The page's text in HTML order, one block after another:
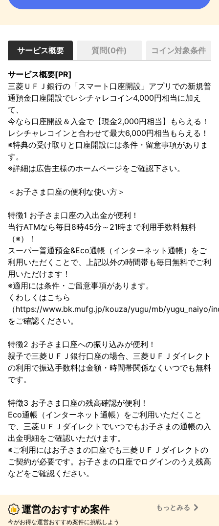
サービス概要 質問(0件) コイン対象条件
サービス概要[PR]
三菱ＵＦＪ銀行の「スマート口座開設」アプリでの新規普
通預金口座開設でレシチャレコイン4,000円相当に加え
て、
今なら口座開設＆入金で【現金2,000円相当】もらえる！
レシチャレコインと合わせて最大6,000円相当もらえる！
※特典の受け取りと口座開設には条件・留意事項がありま
す。
※詳細は広告主様のホームページをご確認下さい。
＜お子さま口座の便利な使い方＞
特徴1 お子さま口座の入出金が便利！
当行ATMなら毎日8時45分～21時まで利用手数料無料
（※）！
スーパー普通預金&Eco通帳（インターネット通帳）をご
利用いただくことで、上記以外の時間帯も毎日無料でご利
用いただけます！
※適用には条件・ご留意事項があります。
くわしくはこちら
（https://www.bk.mufg.jp/kouza/yugu/mb/yugu_naiyo/
をご確認ください。
特徴2 お子さま口座への振り込みが便利！
親子で三菱ＵＦＪ銀行口座の場合、三菱ＵＦＪダイレクト
の利用で振込手数料は金額・時間帯関係なくいつでも無料
です。
特徴3 お子さま口座の残高確認が便利！
Eco通帳（インターネット通帳）をご利用いただくこと
で、三菱ＵＦＪダイレクトでいつでもお子さまの通帳の入
出金明細をご確認いただけます。
※ご利用にはお子さまの口座でも三菱ＵＦＪダイレクトの
ご契約が必要です。お子さまの口座でログインのうえ残高
などをご確認ください。
運営のおすすめ案件 もっとみる
今がお得な運営おすすめ案件に挑戦しよう